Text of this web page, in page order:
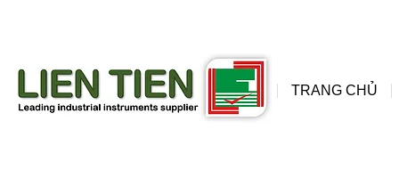
TRANG CHỦ